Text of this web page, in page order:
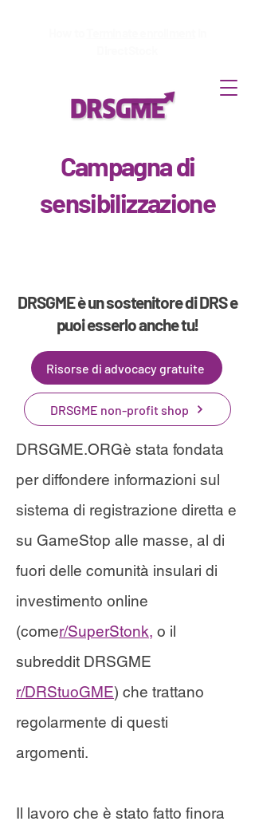
Campagna di
sensibilizzazione
DRSGME è un sostenitore di DRS e
puoi esserlo anche tu!
Risorse di advocacy gratuite
DRSGME non-profit shop
DRSGME.ORGè stata fondata
per diffondere informazioni sul
sistema di registrazione diretta e
su GameStop alle masse, al di
fuori delle comunità insulari di
investimento online
(comer/SuperStonk, o il
subreddit DRSGME
r/DRStuoGME) che trattano
regolarmente di questi
argomenti.
Il lavoro che è stato fatto finora